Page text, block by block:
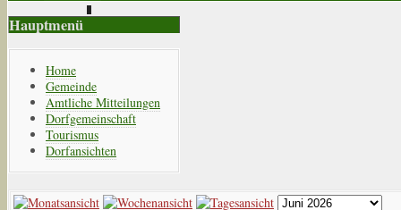
Hauptmenü
Home
Gemeinde
Amtliche Mitteilungen
Dorfgemeinschaft
Tourismus
Dorfansichten